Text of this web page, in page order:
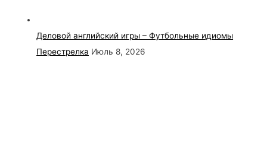
Деловой английский игры – Футбольные идиомы
Перестрелка Июль 8, 2026